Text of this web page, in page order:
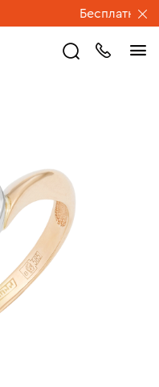
Бесплатная